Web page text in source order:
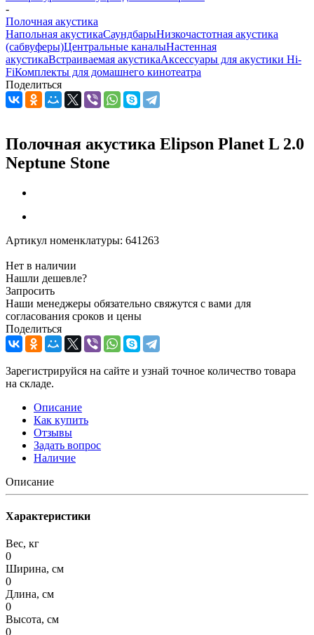
-
Полочная акустика
Напольная акустикаСаундбарыНизкочастотная акустика
(сабвуферы)Центральные каналыНастенная
акустикаВстраиваемая акустикаАксессуары для акустики Hi-
FiКомплекты для домашнего кинотеатра
Поделиться
Полочная акустика Elipson Planet L 2.0
Neptune Stone
Артикул номенклатуры: 641263
Нет в наличии
Нашли дешевле?
Запросить
Наши менеджеры обязательно свяжутся с вами для
согласования сроков и цены
Поделиться
Зарегистрируйся на сайте и узнай точное количество товара
на складе.
Описание
Как купить
Отзывы
Задать вопрос
Наличие
Описание
Характеристики
Вес, кг
0
Ширина, см
0
Длина, см
0
Высота, см
0